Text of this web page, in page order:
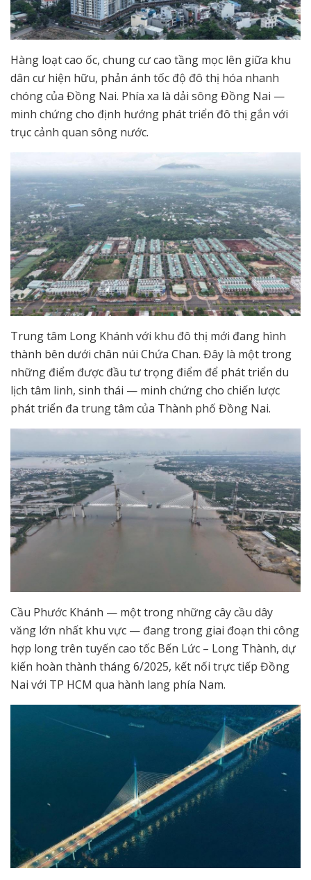
Hàng loạt cao ốc, chung cư cao tầng mọc lên giữa khu
dân cư hiện hữu, phản ánh tốc độ đô thị hóa nhanh
chóng của Đồng Nai. Phía xa là dải sông Đồng Nai —
minh chứng cho định hướng phát triển đô thị gắn với
trục cảnh quan sông nước.
Trung tâm Long Khánh với khu đô thị mới đang hình
thành bên dưới chân núi Chứa Chan. Đây là một trong
những điểm được đầu tư trọng điểm để phát triển du
lịch tâm linh, sinh thái — minh chứng cho chiến lược
phát triển đa trung tâm của Thành phố Đồng Nai.
Cầu Phước Khánh — một trong những cây cầu dây
văng lớn nhất khu vực — đang trong giai đoạn thi công
hợp long trên tuyến cao tốc Bến Lức – Long Thành, dự
kiến hoàn thành tháng 6/2025, kết nối trực tiếp Đồng
Nai với TP HCM qua hành lang phía Nam.